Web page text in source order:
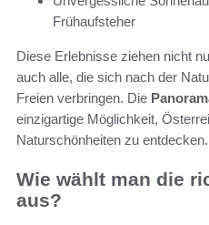
Frühaufsteher
Diese Erlebnisse ziehen nicht
auch alle, die sich nach der
Freien verbringen. Die
einzigartige Möglichkeit,
Naturschönheiten zu entdecken.
Wie wählt man die
aus?